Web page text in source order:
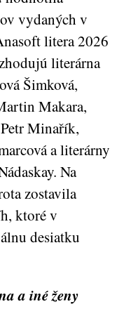
vydaných v
litera 2026
literárna
Šimková,
Makara,
Minařík,
a literárny
Na
zostavila
ktoré v
desiatku
a iné ženy